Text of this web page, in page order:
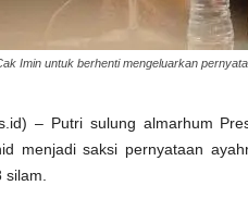
Imin untuk berhenti mengeluarkan
– Putri sulung almarhum
menjadi saksi pernyataan